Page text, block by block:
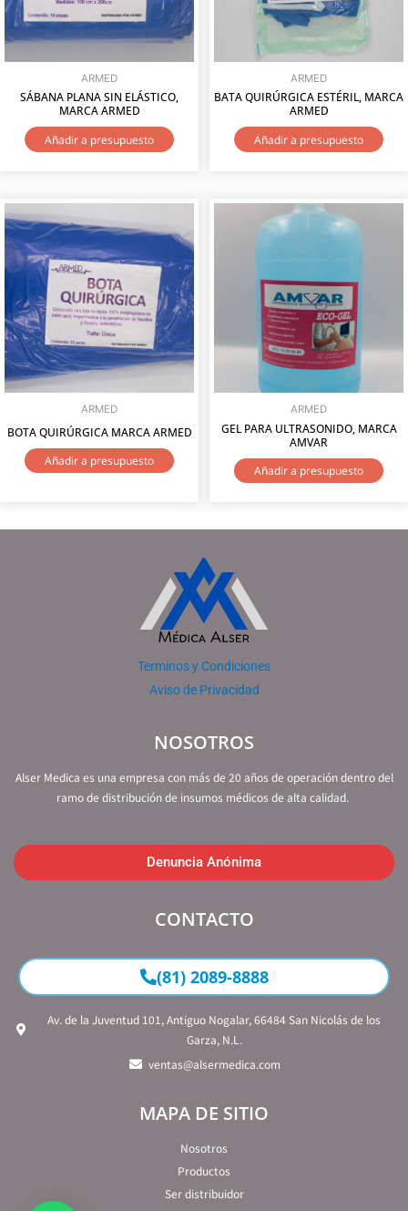
ARMED
SÁBANA PLANA SIN ELÁSTICO,
MARCA ARMED
Añadir a presupuesto
ARMED
BATA QUIRÚRGICA ESTÉRIL, MARCA
ARMED
Añadir a presupuesto
ARMED
BOTA QUIRÚRGICA MARCA ARMED
Añadir a presupuesto
ARMED
GEL PARA ULTRASONIDO, MARCA
AMVAR
Añadir a presupuesto
Terminos y Condiciones
Aviso de Privacidad
NOSOTROS
Alser Medica es una empresa con más de 20 años de operación dentro del
ramo de distribución de insumos médicos de alta calidad.
Denuncia Anónima
CONTACTO
(81) 2089-8888
Av. de la Juventud 101, Antiguo Nogalar, 66484 San Nicolás de los
Garza, N.L.
ventas@alsermedica.com
MAPA DE SITIO
Nosotros
Productos
Ser distribuidor